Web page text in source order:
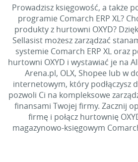
Prowadzisz księgowość, a także
programie Comarch ERP XL?
produkty z hurtowni OXYD?
Sellasist możesz zarządzać
systemie Comarch ERP XL oraz
hurtowni OXYD i wystawiać je na
Arena.pl, OLX, Shopee lub w
internetowym, który podłączysz
pozwoli Ci na kompleksowe
finansami Twojej firmy. Zacznij
firmę i połącz hurtownię
magazynowo-księgowym